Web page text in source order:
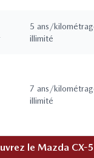
5 ans/
illimité
7 ans/
illimité
le Mazda CX-